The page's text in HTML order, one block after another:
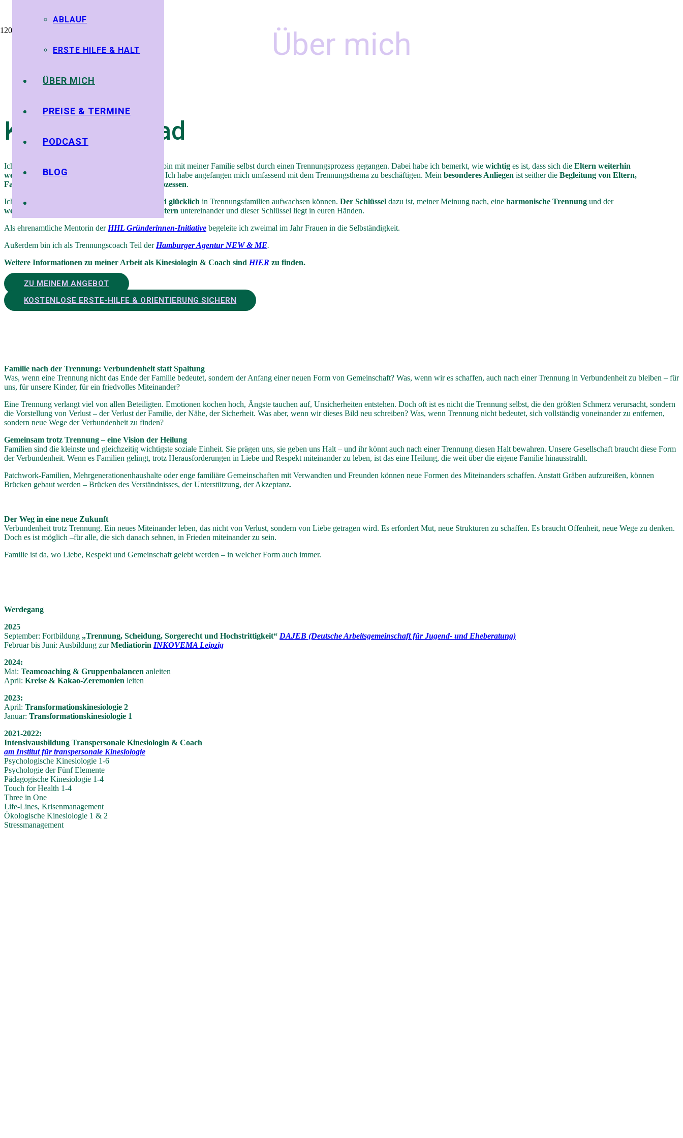
ABLAUF
ERSTE HILFE & HALT
ÜBER MICH
PREISE & TERMINE
PODCAST
BLOG
Über mich
Karoline Konrad
Ich bin und bin mit meiner Familie selbst durch einen Trennungsprozess gegangen. Dabei habe ich bemerkt, wie wichtig es ist, dass sich die Eltern weiterhin
wertschätzend & respektvoll
begegnen können. Ich habe angefangen mich umfassend mit dem Trennungsthema zu beschäftigen. Mein besonderes Anliegen ist seither die Begleitung von Eltern,
Familien und Einzelpersonen in Trennungsprozessen.
Ich bin überzeugt, dass
Kinder auch behütet und glücklich in Trennungsfamilien aufwachsen können. Der Schlüssel dazu ist, meiner Meinung nach, eine harmonische Trennung und der
wertschätzende & respektvolle Umgang der Eltern untereinander und dieser Schlüssel liegt in euren Händen.
Als ehrenamtliche Mentorin der HHL Gründerinnen-Initiative begeleite ich zweimal im Jahr Frauen in die Selbständigkeit.
Außerdem bin ich als Trennungscoach Teil der Hamburger Agentur NEW & ME.
Weitere Informationen zu meiner Arbeit als Kinesiologin & Coach sind HIER zu finden.
ZU MEINEM ANGEBOT
KOSTENLOSE ERSTE-HILFE & ORIENTIERUNG SICHERN
Familie nach der Trennung: Verbundenheit statt Spaltung
Was, wenn eine Trennung nicht das Ende der Familie bedeutet, sondern der Anfang einer neuen Form von Gemeinschaft? Was, wenn wir es schaffen, auch nach einer Trennung in Verbundenheit zu bleiben – für
uns, für unsere Kinder, für ein friedvolles Miteinander?
Eine Trennung verlangt viel von allen Beteiligten. Emotionen kochen hoch, Ängste tauchen auf, Unsicherheiten entstehen. Doch oft ist es nicht die Trennung selbst, die den größten Schmerz verursacht, sondern
die Vorstellung von Verlust – der Verlust der Familie, der Nähe, der Sicherheit. Was aber, wenn wir dieses Bild neu schreiben? Was, wenn Trennung nicht bedeutet, sich vollständig voneinander zu entfernen,
sondern neue Wege der Verbundenheit zu finden?
Gemeinsam trotz Trennung – eine Vision der Heilung
Familien sind die kleinste und gleichzeitig wichtigste soziale Einheit. Sie prägen uns, sie geben uns Halt – und ihr könnt auch nach einer Trennung diesen Halt bewahren. Unsere Gesellschaft braucht diese Form
der Verbundenheit. Wenn es Familien gelingt, trotz Herausforderungen in Liebe und Respekt miteinander zu leben, ist das eine Heilung, die weit über die eigene Familie hinausstrahlt.
Patchwork-Familien, Mehrgenerationenhaushalte oder enge familiäre Gemeinschaften mit Verwandten und Freunden können neue Formen des Miteinanders schaffen. Anstatt Gräben aufzureißen, können
Brücken gebaut werden – Brücken des Verständnisses, der Unterstützung, der Akzeptanz.
Der Weg in eine neue Zukunft
Verbundenheit trotz Trennung. Ein neues Miteinander leben, das nicht von Verlust, sondern von Liebe getragen wird. Es erfordert Mut, neue Strukturen zu schaffen. Es braucht Offenheit, neue Wege zu denken.
Doch es ist möglich –für alle, die sich danach sehnen, in Frieden miteinander zu sein.
Familie ist da, wo Liebe, Respekt und Gemeinschaft gelebt werden – in welcher Form auch immer.
Werdegang
2025
September: Fortbildung „Trennung, Scheidung, Sorgerecht und Hochstrittigkeit“ DAJEB (Deutsche Arbeitsgemeinschaft für Jugend- und Eheberatung)
Februar bis Juni: Ausbildung zurMediatiorin INKOVEMA Leipzig
2024:
Mai: Teamcoaching & Gruppenbalancen anleiten
April: Kreise & Kakao-Zeremonien leiten
2023:
April: Transformationskinesiologie 2
Januar: Transformationskinesiologie 1
2021-2022:
Intensivausbildung Transpersonale Kinesiologin & Coach
am Institut für transpersonale Kinesiologie
Psychologische Kinesiologie 1-6
Psychologie der Fünf Elemente
Pädagogische Kinesiologie 1-4
Touch for Health 1-4
Three in One
Life-Lines, Krisenmanagement
Ökologische Kinesiologie 1 & 2
Stressmanagement